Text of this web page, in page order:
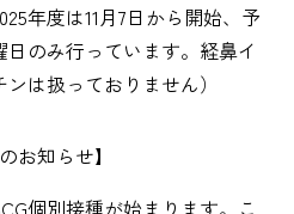
年度は11月7日から開始、予
のみ行っています。経鼻イ
は扱っておりません）
お知らせ】
個別接種が始まります。こ